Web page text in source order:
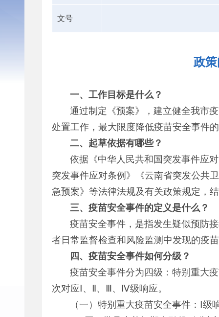
文号
政
一、工作目标是什么？
通过制定《预案》，建立健全我市
处置工作，最大限度降低疫苗安全事件
二、起草依据有哪些？
依据《中华人民共和国突发事件应
突发事件应对条例》《云南省突发公共
急预案》等法律法规及有关政策规定，
三、疫苗安全事件的定义是什么？
疫苗安全事件，是指发生疑似预防
者日常监督检查和风险监测中发现的疫
四、疫苗安全事件如何分级？
疫苗安全事件分为四级：特别重大
次对应Ⅰ、Ⅱ、Ⅲ、Ⅳ级响应。
（一）特别重大疫苗安全事件：Ⅰ级